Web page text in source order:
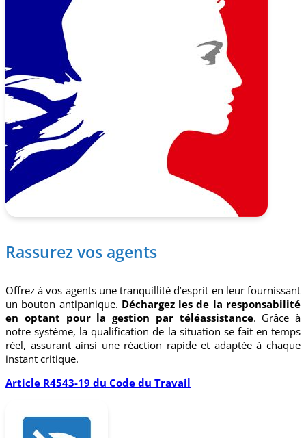
Rassurez vos agents
Offrez à vos agents une tranquillité d’esprit en leur fournissant
un bouton antipanique. Déchargez les de la responsabilité
en optant pour la gestion par téléassistance. Grâce à
notre système, la qualification de la situation se fait en temps
réel, assurant ainsi une réaction rapide et adaptée à chaque
instant critique.
Article R4543-19 du Code du Travail